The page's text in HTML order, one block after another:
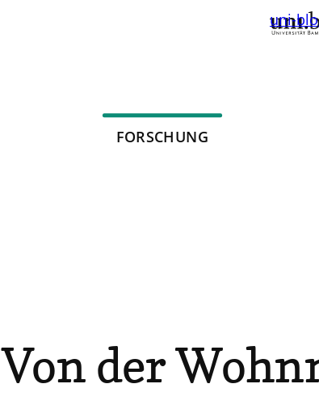
uni-
FORSCHUNG
Von der